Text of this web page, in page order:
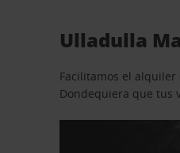
Ulladulla
Facilitamos el
Dondequiera que tus